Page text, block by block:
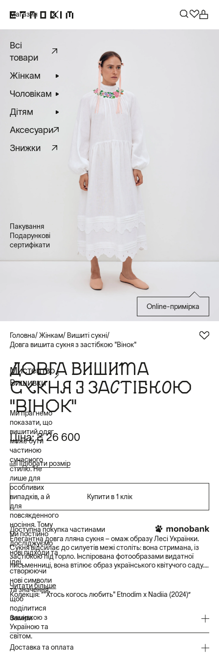
Головна Жінкам
Вишиті сукні
Довга вишита сукня з застібкою "Вінок"
Online-примірка
ДОВГА ВИШИТА
СУКНЯ З ЗАСТІБКОЮ
"ВІНОК"
Ціна:₴ 26 600
Підібрати розмір
Купити в 1 клік
Доступна покупка частинами
Елегантна довга лляна сукня – омаж образу Лесі Українки.
Сукня відсилає до силуетів межі століть: вона стримана, із
застібкою під горло. Інспірована фотообразами видатної
письменниці, вона втілює образ українського квітучого саду.
Вишивка хрестиком оздоблює горловину, а ажурні нашивки у
техніці Рішельє – поділ плаття. Ці елементи додають образу
святковості та пишності.
Сукня пасує як до урочистої нагоди, так і до повсякденного
стильного образу.
Колекція Etnodim xNadiia
естетичного досвіду українців.
Читати більше
Колекція: “"Хтось когось любить" Etnodim x Nadiia (2024)”
Заміри
Сукня білого кольору, вільного силуету. Довжина міді з
розширенням до низу.
Доставка та оплата
Магазин
Всі
товари
Жінкам
Чоловікам
Дітям
Аксесуари
Знижки
Пакування
Подарункові
сертифікати
Мистецтво
Вишивки
Ми прагнемо
показати, що
вишитий одяг
може бути
частиною
сучасного
стилю. Не
лише для
особливих
випадків, а й
для
повсякденного
носіння. Тому
ми постійно
досліджуємо
нові підходи та
ідеї,
створюючи
нові символи
та значення,
щоб
поділитися
вишивкою з
Україною та
світом.